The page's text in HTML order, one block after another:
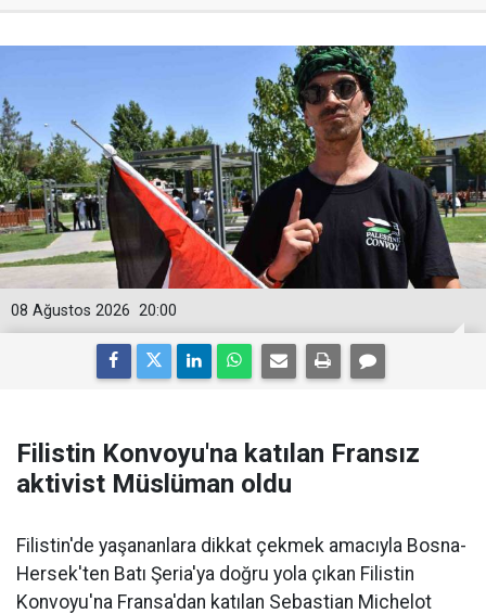
20:00
08 Ağustos 2026
Filistin Konvoyu'na katılan Fransız
aktivist Müslüman oldu
Filistin'de yaşananlara dikkat çekmek amacıyla Bosna-
Hersek'ten Batı Şeria'ya doğru yola çıkan Filistin
Konvoyu'na Fransa'dan katılan Sebastian Michelot